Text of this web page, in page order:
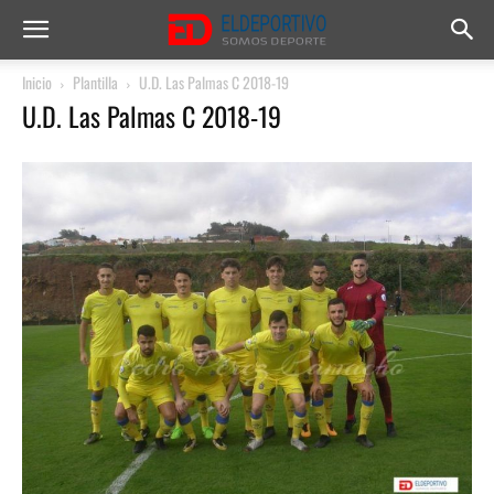
Inicio Plantilla U.D. Las Palmas C 2018-19
U.D. Las Palmas C 2018-19